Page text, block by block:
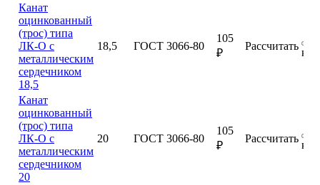
Канат
оцинкованный
(трос) типа
ЛК-О с
металлическим
сердечником
18,5
18,5 ГОСТ 3066-80
105
₽
Рассчитать
Канат
оцинкованный
(трос) типа
ЛК-О с
металлическим
сердечником
20
20 ГОСТ 3066-80
105
₽
Рассчитать